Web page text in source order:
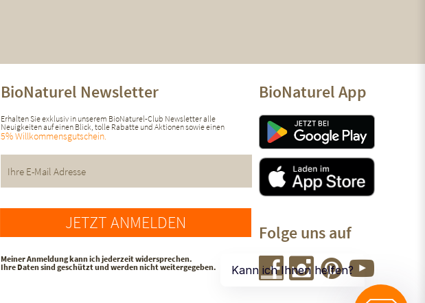
BioNaturel Newsletter
Erhalten Sie exklusiv in unserem BioNaturel-Club Newsletter alle
Neuigkeiten auf einen Blick, tolle Rabatte und Aktionen sowie einen
5% Willkommensgutschein.
JETZT ANMELDEN
Meiner Anmeldung kann ich jederzeit widersprechen.
Ihre Daten sind geschützt und werden nicht weitergegeben.
BioNaturel App
Folge uns auf